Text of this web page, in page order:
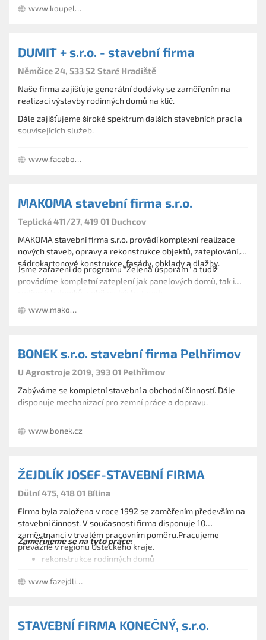
www.koupelnyjavos.cz/
DUMIT + s.r.o. - stavební firma
Němčice 24, 533 52 Staré Hradiště
Naše firma zajišťuje generální dodávky se zaměřením na
realizaci výstavby rodinných domů na klíč.
Dále zajišťujeme široké spektrum dalších stavebních prací a
souvisejících služeb.
www.facebook.com/dumitpluspage/
MAKOMA stavební firma s.r.o.
Teplická 411/27, 419 01 Duchcov
MAKOMA stavební firma s.r.o. provádí komplexní realizace
nových staveb, opravy a rekonstrukce objektů, zateplování,
sádrokartonové konstrukce, fasády, obklady a dlažby.
Jsme zařazeni do programu "Zelená úsporám" a tudíž
provádíme kompletní zateplení jak panelových domů, tak i
rodinných domků a občanských staveb.
www.makoma.cz
BONEK s.r.o. stavební firma Pelhřimov
U Agrostroje 2019, 393 01 Pelhřimov
Zabýváme se kompletní stavební a obchodní činností. Dále
disponuje mechanizací pro zemní práce a dopravu.
www.bonek.cz
ŽEJDLÍK JOSEF-STAVEBNÍ FIRMA
Důlní 475, 418 01 Bílina
Firma byla založena v roce 1992 se zaměřením především na
stavební činnost. V současnosti firma disponuje 10
zaměstnanci v trvalém pracovním poměru.Pracujeme
převážně v regionu Ústeckého kraje.
Zaměřujeme se na tyto práce:
rekonstrukce rodinných domů
zateplení RD
plovoucí podlahy
truhlářské práce
www.fazejdlik.cz
STAVEBNÍ FIRMA KONEČNÝ, s.r.o.